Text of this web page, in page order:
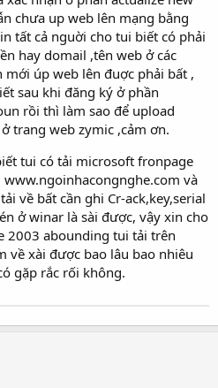
chưa up web lên mạng bằng
tất cả nguời cho tui biết có phải
hay domail ,tên web ở các
úp web lên đuợc phải bất ,
sau khi đăng ký ở phần
rồi thì làm sao để upload
trang web zymic ,cảm ơn.
tui có tải microsoft fronpage
và
về bất cần ghi Cr-ack,key,serial
ở winar là sài được, vậy xin cho
2003 abounding tui tải trên
về xài được bao lâu bao nhiêu
gặp rắc rối không.